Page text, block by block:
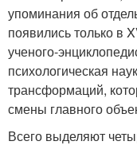
упоминания об
появились только в
ученого-
психологическая
трансформаций,
смены главного
Всего выделяют